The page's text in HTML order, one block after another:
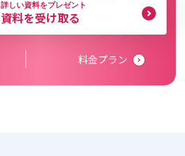
詳しい資料をプレゼント
資料を受け取る
料金プラン